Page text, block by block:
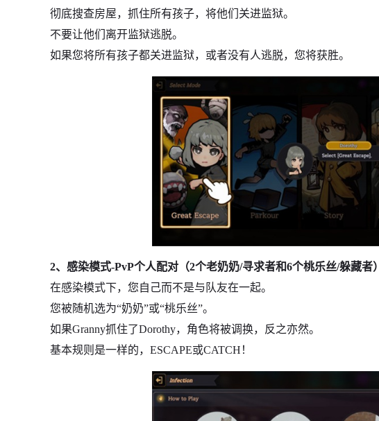
彻底搜查房屋，抓住所有孩子，将他们关进监狱。
不要让他们离开监狱逃脱。
如果您将所有孩子都关进监狱，或者没有人逃脱，您将获胜。
2、感染模式-PvP个人配对（2个老奶奶/寻求者和6个桃乐丝/躲藏者）
在感染模式下，您自己而不是与队友在一起。
您被随机选为“奶奶”或“桃乐丝”。
如果Granny抓住了Dorothy，角色将被调换，反之亦然。
基本规则是一样的，ESCAPE或CATCH！